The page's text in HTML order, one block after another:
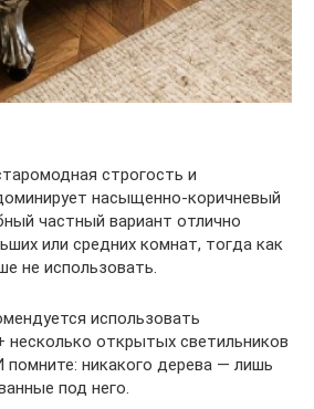
строгость и
насыщенно-коричневый
частный вариант отлично
или средних комнат, тогда как
не использовать.
использовать
открытых светильников
помните: никакого дерева — лишь
под него.